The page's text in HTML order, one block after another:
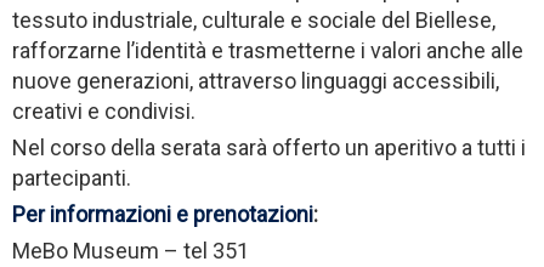
tessuto industriale, culturale e sociale del Biellese,
rafforzarne l’identità e trasmetterne i valori anche alle
nuove generazioni, attraverso linguaggi accessibili,
creativi e condivisi.
Nel corso della serata sarà offerto un aperitivo a tutti i
partecipanti.
Per informazioni e prenotazioni:
MeBo Museum – tel 351